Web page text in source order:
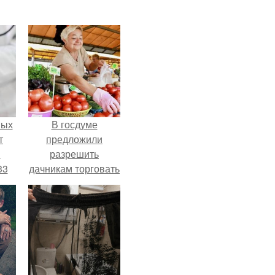
В госдуме
предложили
разрешить
дачникам торговать
своей
сельхозпродукцией
в людных местах.